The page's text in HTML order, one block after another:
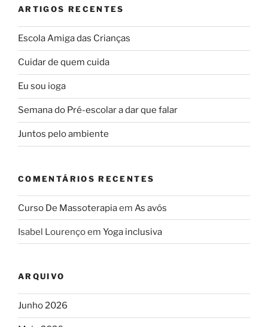
ARTIGOS RECENTES
Escola Amiga das Crianças
Cuidar de quem cuida
Eu sou ioga
Semana do Pré-escolar a dar que falar
Juntos pelo ambiente
COMENTÁRIOS RECENTES
Curso De Massoterapiaem As avós
Isabel Lourençoem Yoga inclusiva
ARQUIVO
Junho 2026